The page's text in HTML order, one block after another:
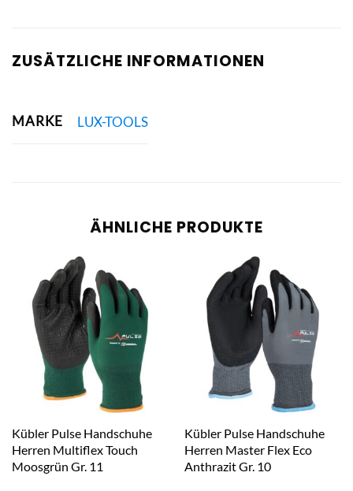
ZUSÄTZLICHE INFORMATIONEN
MARKE LUX-TOOLS
ÄHNLICHE PRODUKTE
Kübler Pulse Handschuhe
Herren Multiflex Touch
Moosgrün Gr. 11
Kübler Pulse Handschuhe
Herren Master Flex Eco
Anthrazit Gr. 10